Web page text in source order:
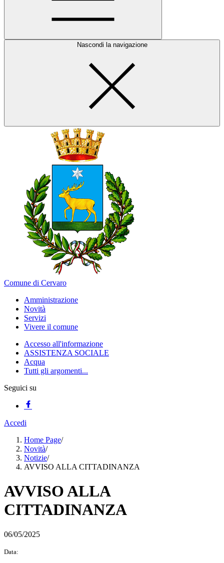
Nascondi la navigazione
Comune di Cervaro
Amministrazione
Novità
Servizi
Vivere il comune
Accesso all'informazione
ASSISTENZA SOCIALE
Acqua
Tutti gli argomenti...
Seguici su
Accedi
Home Page/
Novità/
Notizie/
AVVISO ALLA CITTADINANZA
AVVISO ALLA
CITTADINANZA
06/05/2025
Data: